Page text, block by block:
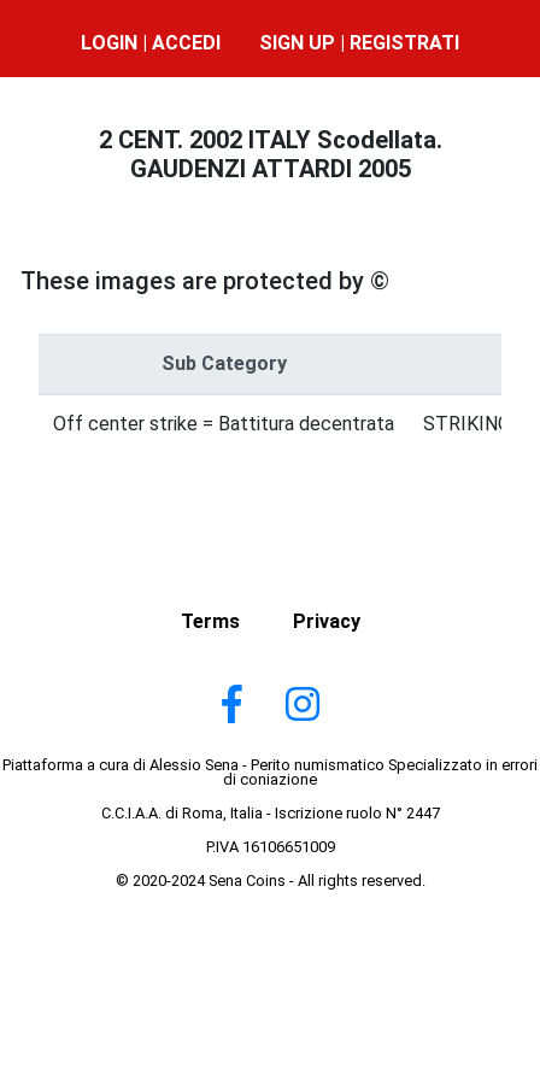
LOGIN | ACCEDI SIGN UP | REGISTRATI
2 CENT. 2002 ITALY Scodellata.
GAUDENZI ATTARDI 2005
These images are protected by ©
Sub Category
Off center strike = Battitura decentrata STRIKING
Terms Privacy
Piattaforma a cura di Alessio Sena - Perito numismatico Specializzato in errori
di coniazione
C.C.I.A.A. di Roma, Italia - Iscrizione ruolo N° 2447
P.IVA 16106651009
© 2020-2024 Sena Coins - All rights reserved.